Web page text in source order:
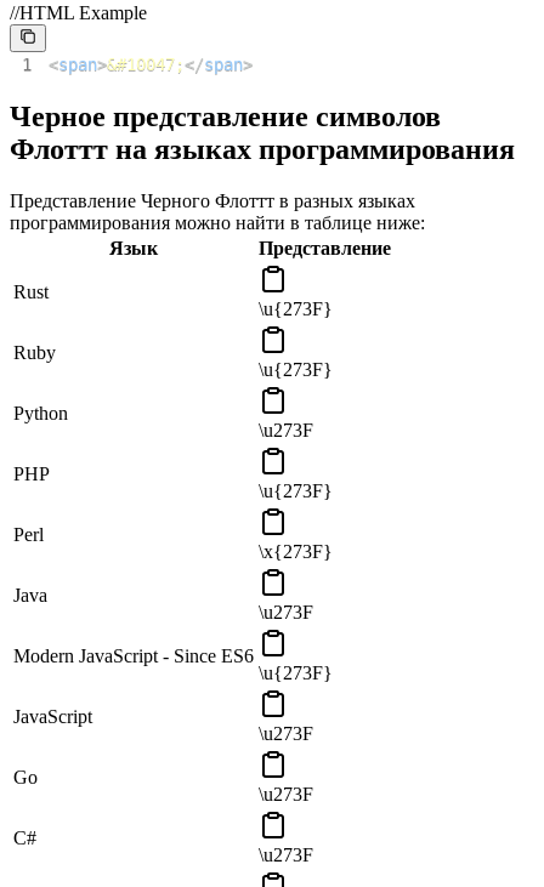
//HTML Example
1 <span>&#10047;</span>
Черное представление символов
Флоттт на языках программирования
Представление Черного Флоттт в разных языках
программирования можно найти в таблице ниже:
Язык
Представление
Rust
\u{273F}
Ruby
\u{273F}
Python
\u273F
PHP
\u{273F}
Perl
\x{273F}
Java
\u273F
Modern JavaScript - Since ES6
\u{273F}
JavaScript
\u273F
Go
\u273F
C#
\u273F